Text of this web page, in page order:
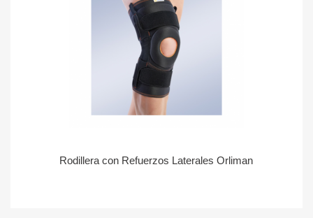
Rodillera con Refuerzos Laterales Orliman